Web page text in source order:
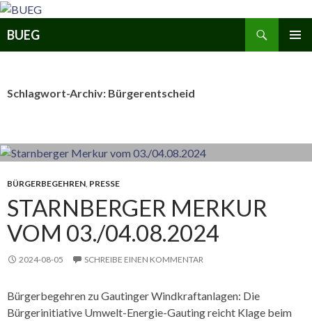
Zum
springen
BUEG
Schlagwort-Archiv: Bürgerentscheid
BÜRGERBEGEHREN PRESSE
STARNBERGER MERKUR
VOM 03./04.08.2024
2024-08-05 SCHREIBE EINEN KOMMENTAR
Bürgerbegehren zu Gautinger Windkraftanlagen: Die
Bürgerinitiative Umwelt-Energie-Gauting reicht Klage beim